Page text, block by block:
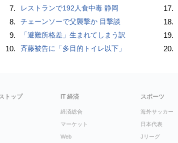
7. レストランで192人食中毒 静岡
8. チェーンソーで父襲撃か 目撃談
9. 「避難所格差」生まれてしまう訳
10. 斉藤被告に「多目的トイレ以下」
17.
18.
19.
20.
トップ IT 経済
経済総合
マーケット
Web
スポーツ
海外サッカー
日本代表
Jリーグ